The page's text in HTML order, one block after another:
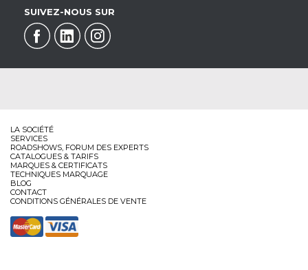
SUIVEZ-NOUS SUR
LA SOCIÉTÉ
SERVICES
ROADSHOWS, FORUM DES EXPERTS
CATALOGUES & TARIFS
MARQUES & CERTIFICATS
TECHNIQUES MARQUAGE
BLOG
CONTACT
CONDITIONS GÉNÉRALES DE VENTE